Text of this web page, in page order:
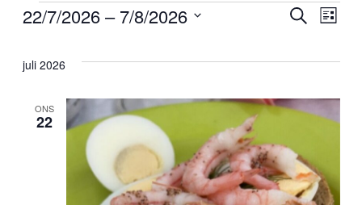
Arrangementer
and
Søk Liste
22/7/2026 – 7/8/2026
dato.
juli 2026
ONS
22